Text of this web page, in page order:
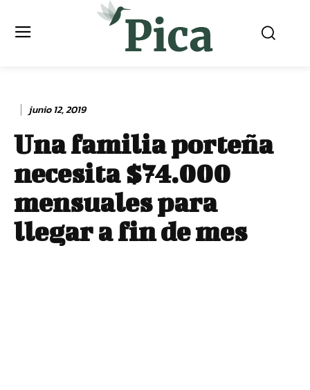
junio 12, 2019
Una familia porteña
necesita $74.000
mensuales para
llegar a fin de mes